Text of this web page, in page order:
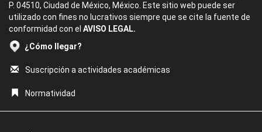
P. 04510, Ciudad de México, México. Este sitio web puede ser
utilizado con fines no lucrativos siempre que se cite la fuente de
conformidad con el AVISO LEGAL.
¿Cómo llegar?
Suscripción a actividades académicas
Normatividad